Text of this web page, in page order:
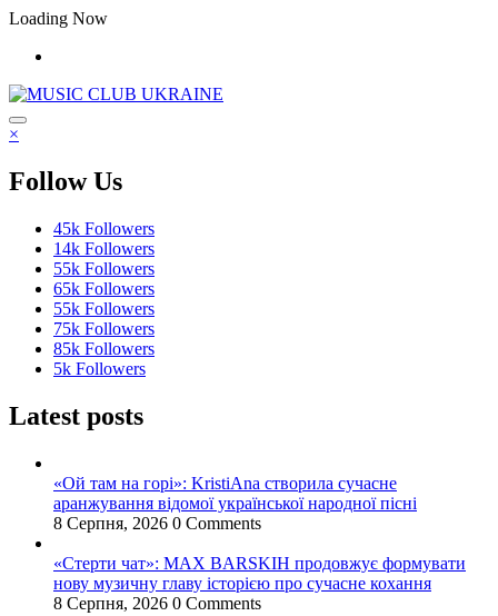
Перейти
контенту
Loading Now
×
Follow Us
45k Followers
14k Followers
55k Followers
65k Followers
55k Followers
75k Followers
85k Followers
5k Followers
Latest posts
«Ой там на горі»: KristiAna створила сучасне
аранжування відомої української народної пісні
8 Серпня, 2026 0 Comments
«Стерти чат»: MAX BARSKIH продовжує формувати
нову музичну главу історією про сучасне кохання
8 Серпня, 2026 0 Comments